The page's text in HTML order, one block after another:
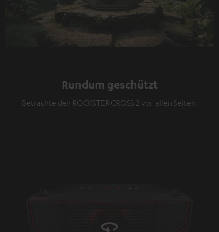
Play
Rundum geschützt
Betrachte den ROCKSTER CROSS 2 von allen Seiten.